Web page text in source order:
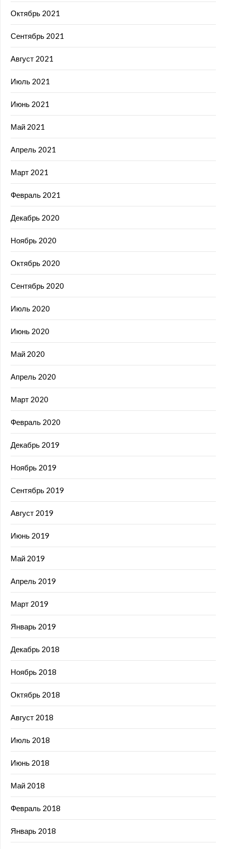
Октябрь 2021
Сентябрь 2021
Август 2021
Июль 2021
Июнь 2021
Май 2021
Апрель 2021
Март 2021
Февраль 2021
Декабрь 2020
Ноябрь 2020
Октябрь 2020
Сентябрь 2020
Июль 2020
Июнь 2020
Май 2020
Апрель 2020
Март 2020
Февраль 2020
Декабрь 2019
Ноябрь 2019
Сентябрь 2019
Август 2019
Июнь 2019
Май 2019
Апрель 2019
Март 2019
Январь 2019
Декабрь 2018
Ноябрь 2018
Октябрь 2018
Август 2018
Июль 2018
Июнь 2018
Май 2018
Февраль 2018
Январь 2018